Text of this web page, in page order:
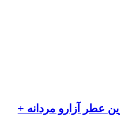
عطر آزارو مردانه +